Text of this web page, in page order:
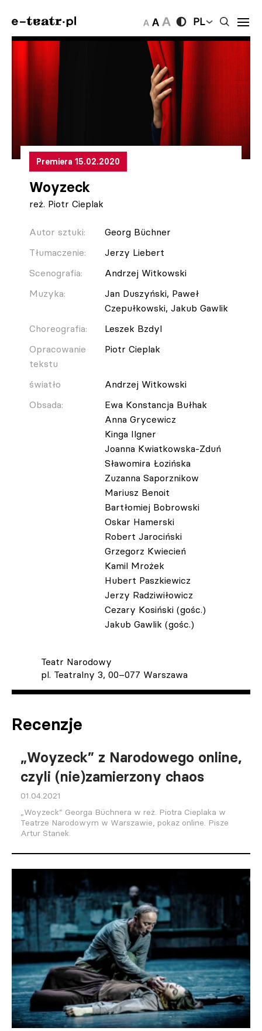
PL
Premiera 15.02.2020
Woyzeck
reż. Piotr Cieplak
Autor sztuki:
Georg Büchner
Tłumaczenie:
Jerzy Liebert
Scenografia:
Andrzej Witkowski
Muzyka:
Jan Duszyński, Paweł
Czepułkowski, Jakub Gawlik
Choreografia:
Leszek Bzdyl
Opracowanie
tekstu
Piotr Cieplak
światło
Andrzej Witkowski
Obsada:
Ewa Konstancja Bułhak
Anna Grycewicz
Kinga Ilgner
Joanna Kwiatkowska-Zduń
Sławomira Łozińska
Zuzanna Saporznikow
Mariusz Benoit
Bartłomiej Bobrowski
Oskar Hamerski
Robert Jarociński
Grzegorz Kwiecień
Kamil Mrożek
Hubert Paszkiewicz
Jerzy Radziwiłowicz
Cezary Kosiński (gośc.)
Jakub Gawlik (gośc.)
Teatr Narodowy
pl. Teatralny 3, 00–077 Warszawa
Recenzje
„Woyzeck” z Narodowego online,
czyli (nie)zamierzony chaos
01.04.2021
„Woyzeck” Georga Büchnera w reż. Piotra Cieplaka w
Teatrze Narodowym w Warszawie, pokaz online. Pisze
Artur Stanek.